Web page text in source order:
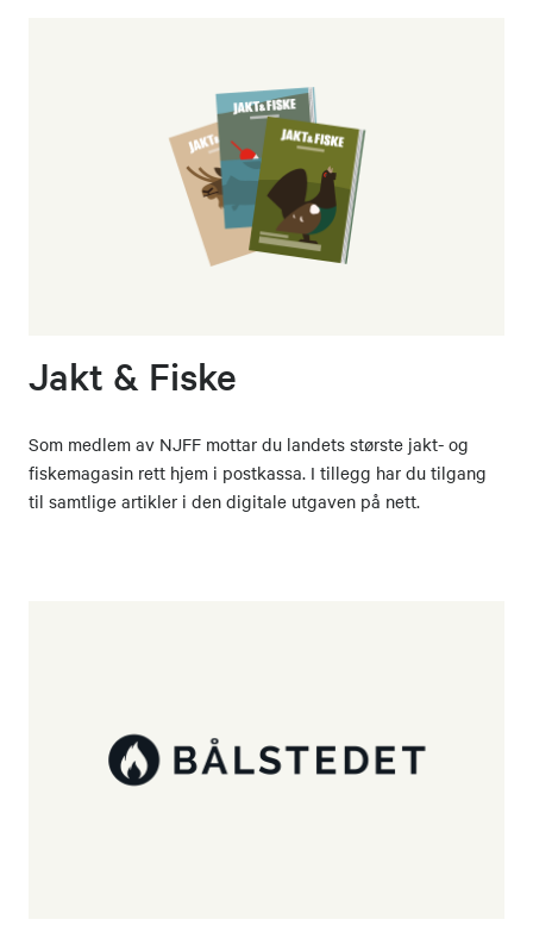
Jakt & Fiske
Som medlem av NJFF mottar du landets største jakt- og
fiskemagasin rett hjem i postkassa. I tillegg har du tilgang
til samtlige artikler i den digitale utgaven på nett.